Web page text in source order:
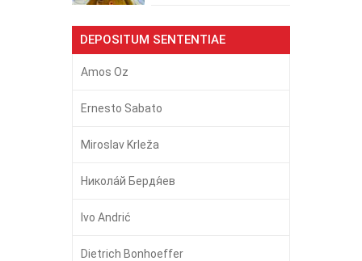
DEPOSITUM SENTENTIAE
Amos Oz
Ernesto Sabato
Miroslav Krleža
Никола́й Бердя́ев
Ivo Andrić
Dietrich Bonhoeffer